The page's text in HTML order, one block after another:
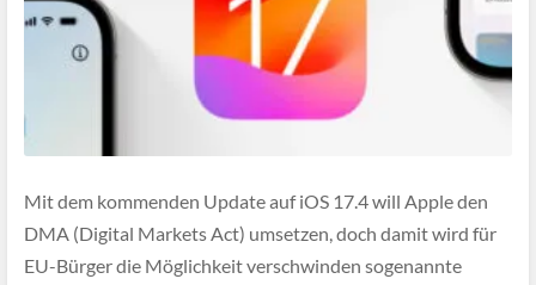
Mit dem kommenden Update auf iOS 17.4 will Apple den
DMA (Digital Markets Act) umsetzen, doch damit wird für
EU-Bürger die Möglichkeit verschwinden sogenannte